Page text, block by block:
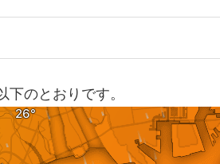
下のとおりです。